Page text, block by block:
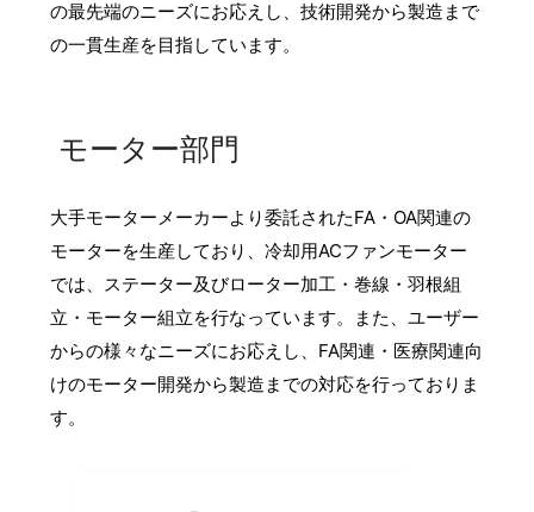
の最先端のニーズにお応えし、技術開発から製造まで
の一貫生産を目指しています。
モーター部門
大手モーターメーカーより委託されたFA・OA関連の
モーターを生産しており、冷却用ACファンモーター
では、ステーター及びローター加工・巻線・羽根組
立・モーター組立を行なっています。また、ユーザー
からの様々なニーズにお応えし、FA関連・医療関連向
けのモーター開発から製造までの対応を行っておりま
す。